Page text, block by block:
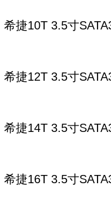
希捷10T 3.5寸
希捷12T 3.5寸
希捷14T 3.5寸
希捷16T 3.5寸